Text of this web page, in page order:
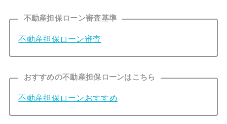
不動産担保ローン審査基準
不動産担保ローン審査
おすすめの不動産担保ローンはこちら
不動産担保ローンおすすめ